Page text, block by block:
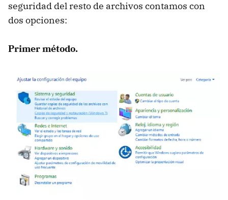
seguridad del resto de archivos contamos con
dos opciones:
Primer método.